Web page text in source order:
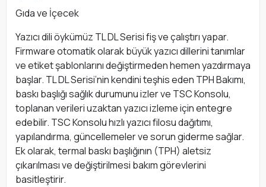
Gıda ve İçecek
Yazıcı dili öykümüz TL DL Serisi fiş ve çalıştırı yapar.
Firmware otomatik olarak büyük yazıcı dillerini tanımlar
ve etiket şablonlarını değiştirmeden hemen yazdırmaya
başlar. TL DL Serisi’nin kendini teşhis eden TPH Bakımı,
baskı başlığı sağlık durumunu izler ve TSC Konsolu,
toplanan verileri uzaktan yazıcı izleme için entegre
edebilir. TSC Konsolu hızlı yazıcı filosu dağıtımı,
yapılandırma, güncellemeler ve sorun giderme sağlar.
Ek olarak, termal baskı başlığının (TPH) aletsiz
çıkarılması ve değiştirilmesi bakım görevlerini
basitleştirir.